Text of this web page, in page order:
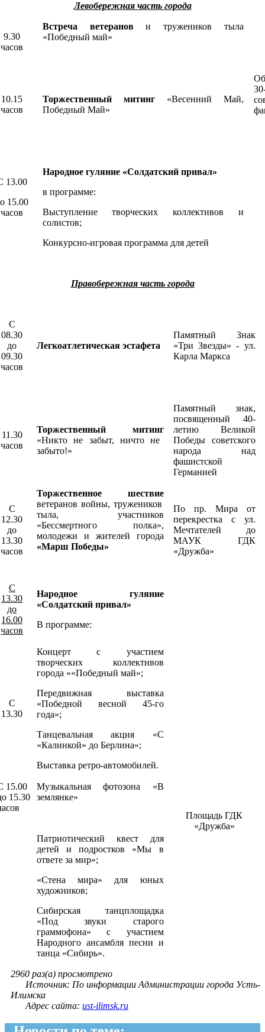
Левобережная часть города
9.30
часов
Встреча ветеранови тружеников тыла
«Победный май»
10.15
часов
Торжественный митинг«Весенний Май,
Победный Май»
13.00
15.00
часов
Народное гуляние «Солдатский привал»
в программе:
Выступление творческих коллективов и
солистов;
Конкурсно-игровая программа для детей
Правобережная часть города
С
08.30
до
09.30
часов
Легкоатлетическая эстафета
Памятный Знак
«Три Звезды» - ул.
Карла Маркса
11.30
часов
Торжественный митинг
«Никто не забыт, ничто не
забыто!»
Памятный знак,
посвященный 40-
летию Великой
Победы советского
народа над
фашистской
Германией
С
12.30
до
13.30
часов
Торжественное шествие
ветеранов войны, тружеников
тыла, участников
«Бессмертного полка»,
молодежи и жителей города
«Марш Победы»
По пр. Мира от
перекрестка с ул.
Мечтателей до
МАУК ГДК
«Дружба»
С
13.30
до
16.00
часов
Народное гуляние
«Солдатский привал»
В программе:
Площадь ГДК
«Дружба»
С
13.30
Концерт с участием
творческих коллективов
города ««Победный май»;
Передвижная выставка
«Победной весной 45-го
года»;
Танцевальная акция «С
«Калинкой» до Берлина»;
Выставка ретро-автомобилей.
15.00
15.30
Музыкальная фотозона «В
землянке»
Патриотический квест для
детей и подростков «Мы в
ответе за мир»;
«Стена мира» для юных
художников;
Сибирская танцплощадка
«Под звуки старого
граммофона» с участием
Народного ансамбля песни и
танца «Сибирь».
2960 раз(а) просмотрено
Источник: По информации Администрации города Усть-
Илимска
Адрес сайта: ust-ilimsk.ru